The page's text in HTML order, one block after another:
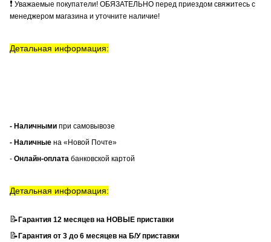
❗ Уважаемые покупатели! ОБЯЗАТЕЛЬНО перед приездом свяжитесь с
менеджером магазина и уточните наличие!
Детальная информация:
- Наличными при самовывозе
- Наличные на «Новой Почте»
- Онлайн-оплата банковской картой
Детальная информация:
📝Гарантия 12 месяцев на НОВЫЕ приставки
📝Гарантия от 3 до 6 месяцев на Б/У приставки